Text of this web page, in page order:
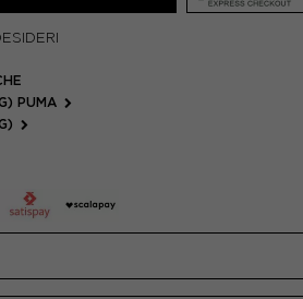
PUMA